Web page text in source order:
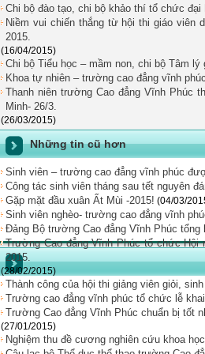
Chi bộ đào tạo, chi bộ khảo thí tổ chức
Niềm vui chiến thắng từ hội thi giáo viên
2015.
(16/04/2015)
Chi bộ Tiểu học – mầm non, chi bộ Tâm
Khoa tự nhiên – trường cao đẳng vĩnh
Thanh niên trường Cao đẳng Vĩnh Phúc
Minh- 26/3.
(26/03/2015)
Những tin cũ hơn
Sinh viên – trường cao đẳng vĩnh phúc
Công tác sinh viên tháng sau tết nguyên
Gặp mặt đầu xuân Ất Mùi -2015! (04/03/
Sinh viên nghèo- trường cao đẳng vĩnh
Đảng Bộ trường Cao đẳng Vĩnh Phúc tổng
Trường Cao đẳng Vĩnh Phúc tổ chức Hội
2015.
(28/02/2015)
Thành công của hội thi giảng viên giỏi,
Trường cao đẳng vĩnh phúc tổ chức lễ
Trường Cao đẳng Vĩnh Phúc chuẩn bị tốt
(27/01/2015)
Nghiệm thu đề cương nghiên cứu khoa